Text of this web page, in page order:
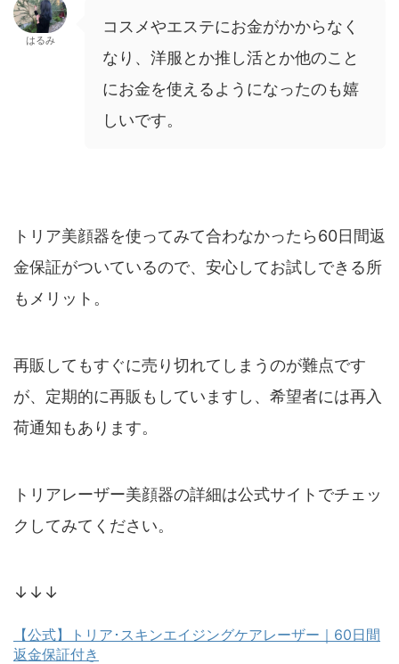
はるみ
コスメやエステにお金がかからなく
なり、洋服とか推し活とか他のこと
にお金を使えるようになったのも嬉
しいです。
トリア美顔器を使ってみて合わなかったら60日間返
金保証がついているので、安心してお試しできる所
もメリット。
再販してもすぐに売り切れてしまうのが難点です
が、定期的に再販もしていますし、希望者には再入
荷通知もあります。
トリアレーザー美顔器の詳細は公式サイトでチェッ
クしてみてください。
↓↓↓
【公式】トリア･スキンエイジングケアレーザー｜60日間
返金保証付き